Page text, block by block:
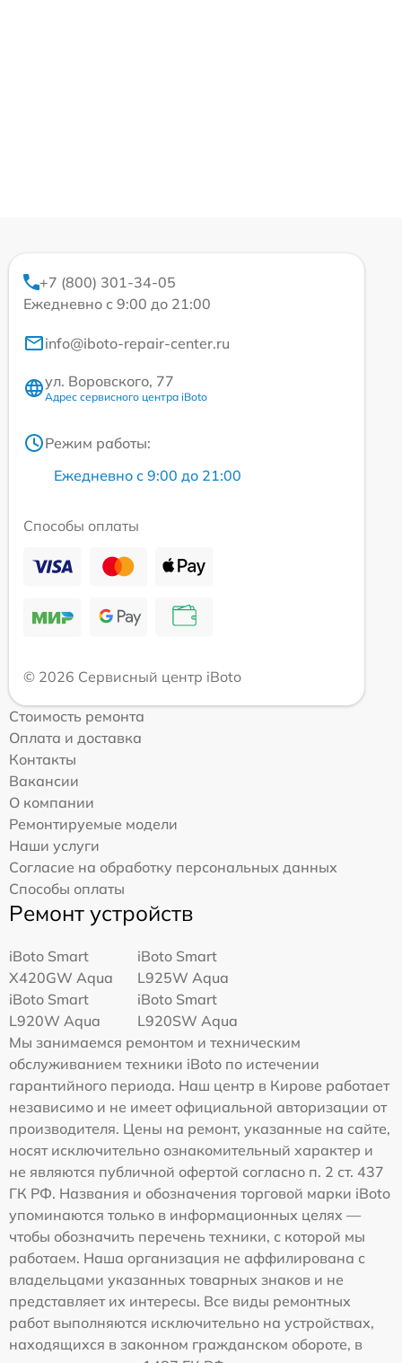
+7 (800) 301-34-05
Ежедневно с 9:00 до 21:00
info@iboto-repair-center.ru
ул. Воровского, 77
Адрес сервисного центра iBoto
Режим работы:
Ежедневно с 9:00 до 21:00
Способы оплаты
© 2026 Сервисный центр iBoto
Стоимость ремонта
Оплата и доставка
Контакты
Вакансии
О компании
Ремонтируемые модели
Наши услуги
Согласие на обработку персональных данных
Способы оплаты
Ремонт устройств
iBoto Smart
Х420GW Aqua
iBoto Smart
L925W Aqua
iBoto Smart
L920W Aqua
iBoto Smart
L920SW Aqua
Мы занимаемся ремонтом и техническим
обслуживанием техники iBoto по истечении
гарантийного периода. Наш центр в Кирове работает
независимо и не имеет официальной авторизации от
производителя. Цены на ремонт, указанные на сайте,
носят исключительно ознакомительный характер и
не являются публичной офертой согласно п. 2 ст. 437
ГК РФ. Названия и обозначения торговой марки iBoto
упоминаются только в информационных целях —
чтобы обозначить перечень техники, с которой мы
работаем. Наша организация не аффилирована с
владельцами указанных товарных знаков и не
представляет их интересы. Все виды ремонтных
работ выполняются исключительно на устройствах,
находящихся в законном гражданском обороте, в